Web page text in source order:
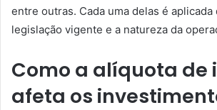
entre outras. Cada uma delas é aplicada
legislação vigente e a natureza da
Como a alíquota de
afeta os